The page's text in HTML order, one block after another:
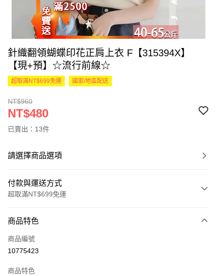
針織翻領蝴蝶印花正肩上衣 F【315394X】
【現+預】☆流行前線☆
超取滿NT$699免運 國家/地區配送
NT$960
NT$480
已賣出：13件
請選擇商品選項
付款與運送方式
超取滿NT$699免運
信用卡一次付款
超商取貨付款
商品特色
商品編號
10775423
商品特色